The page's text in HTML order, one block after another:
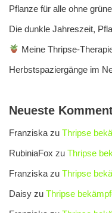
Pflanze für alle ohne
Die dunkle Jahreszeit,
Meine Thripse-
Herbstspaziergänge im
Neueste
Franziska zu Thripse
RubiniaFox zu Thripse
Franziska zu Thripse
Daisy zu Thripse